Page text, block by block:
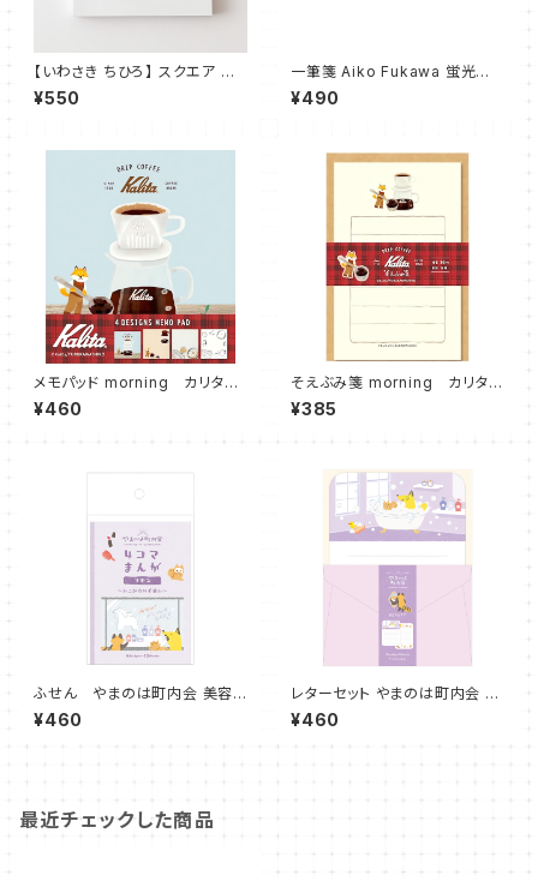
【いわさき ちひろ】 スクエア メ
モパッド
¥550
一筆箋 Aiko Fukawa 蛍光色
使用 Jardin 美濃和紙
¥490
メモパッド morning カリタ×
古川紙工 キツネ
¥460
そえぶみ箋 morning カリタ×
古川紙工 キツネ
¥385
ふせん やまのは町内会 美容
付箋 キツネ レッサーパンダ リス
¥460
レターセット やまのは町内会 美
容 キツネ
¥460
最近チェックした商品